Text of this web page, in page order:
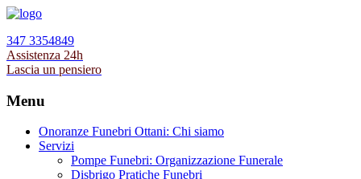
347 3354849
Assistenza 24h
Lascia un pensiero
Menu
Onoranze Funebri Ottani: Chi siamo
Servizi
Pompe Funebri: Organizzazione Funerale
Disbrigo Pratiche Funebri